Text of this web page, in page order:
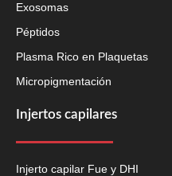
Exosomas
Péptidos
Plasma Rico en Plaquetas
Micropigmentación
Injertos capilares
Injerto capilar Fue y DHI